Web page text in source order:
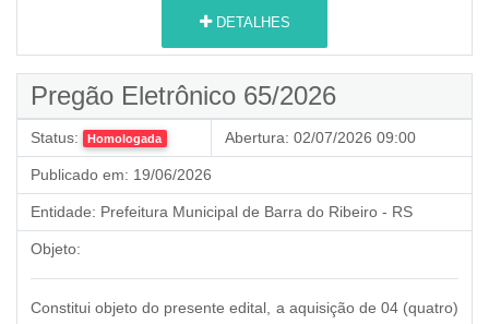
DETALHES
Pregão Eletrônico 65/2026
Status: Homologada Abertura: 02/07/2026 09:00
Publicado em: 19/06/2026
Entidade: Prefeitura Municipal de Barra do Ribeiro - RS
Objeto:
Constitui objeto do presente edital, a aquisição de 04 (quatro)